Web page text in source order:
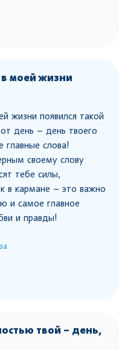
моей жизни
жизни появился такой
день – день твоего
главные слова!
своему слову
тебе силы,
в кармане – это важно
и самое главное
и правды!
твой – день,